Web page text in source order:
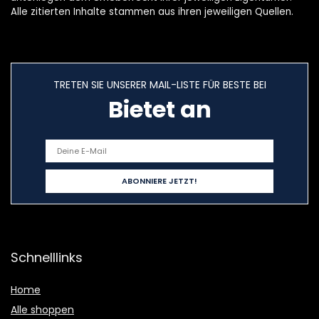
Alle zitierten Inhalte stammen aus ihren jeweiligen Quellen.
TRETEN SIE UNSERER MAIL-LISTE FÜR BESTE BEI
Bietet an
Schnelllinks
Home
Alle shoppen